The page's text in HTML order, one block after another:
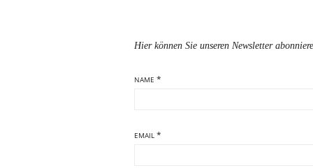
Hier können Sie unseren Newsletter
NAME *
EMAIL *